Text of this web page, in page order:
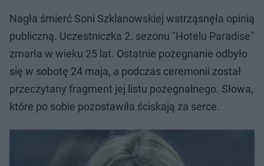
Nagła śmierć Soni Szklanowskiej wstrząsnęła opinią
publiczną. Uczestniczka 2. sezonu "Hotelu Paradise"
zmarła w wieku 25 lat. Ostatnie pożegnanie odbyło
się w sobotę 24 maja, a podczas ceremonii został
przeczytany fragment jej listu pożegnalnego. Słowa,
które po sobie pozostawiła ściskają za serce.